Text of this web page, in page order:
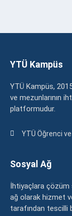
YTÜ Kampüs
YTÜ Kampüs,
ve mezunlarının
platformudur.
YTÜ Öğrenci
Sosyal Ağ
İhtiyaçlara çözüm
ağ olarak hizmet
tarafından tescilli